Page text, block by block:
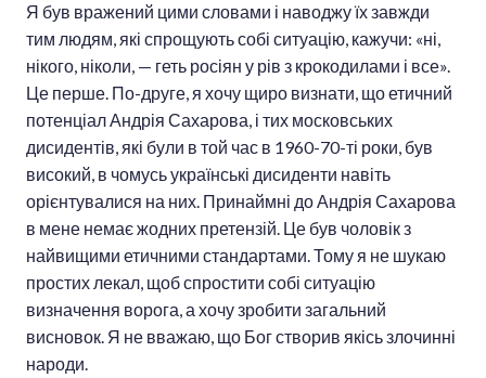
Я був вражений цими словами і наводжу їх завжди
тим людям, які спрощують собі ситуацію, кажучи: «ні,
нікого, ніколи, — геть росіян у рів з крокодилами і все».
Це перше. По-друге, я хочу щиро визнати, що етичний
потенціал Андрія Сахарова, і тих московських
дисидентів, які були в той час в 1960-70-ті роки, був
високий, в чомусь українські дисиденти навіть
орієнтувалися на них. Принаймні до Андрія Сахарова
в мене немає жодних претензій. Це був чоловік з
найвищими етичними стандартами. Тому я не шукаю
простих лекал, щоб спростити собі ситуацію
визначення ворога, а хочу зробити загальний
висновок. Я не вважаю, що Бог створив якісь злочинні
народи.